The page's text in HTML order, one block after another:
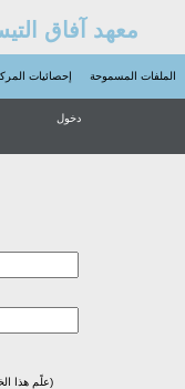
معهد آفاق
الملفات المسموحة إحصائيات
دخول
(علًم هذا